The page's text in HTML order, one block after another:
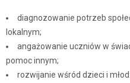
diagnozowanie potrzeb
lokalnym;
angażowanie uczniów w
pomoc innym;
rozwijanie wśród dzieci i